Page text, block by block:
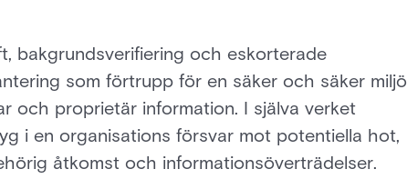
bakgrundsverifiering och eskorterade
som förtrupp för en säker och säker miljö
och proprietär information. I själva verket
i en organisations försvar mot potentiella hot,
åtkomst och informationsöverträdelser.